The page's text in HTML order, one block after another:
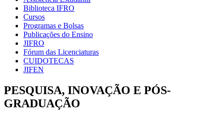
Biblioteca IFRO
Cursos
Programas e Bolsas
Publicações do Ensino
JIFRO
Fórum das Licenciaturas
CUIDOTECAS
JIFEN
PESQUISA, INOVAÇÃO E PÓS-
GRADUAÇÃO